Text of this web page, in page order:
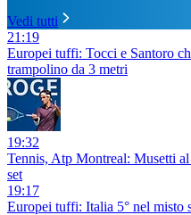
Vedi tutti
21:19
Europei tuffi: Tocci e Santoro
trampolino da 3 metri
19:32
Tennis, Atp Montreal: Musetti
set
19:17
Europei tuffi: Italia 5° nel misto